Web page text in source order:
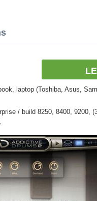
laptop (Toshiba, Asus,
/ build 8250, 8400, 9200,